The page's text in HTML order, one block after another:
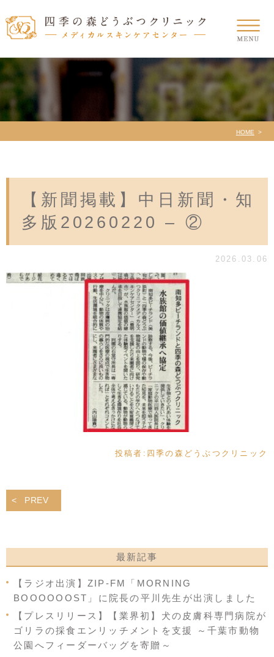
HOME
【新聞掲載】中日新聞・知
多版20260220 – ②
2026.03.06
投稿者: 四季の森どうぶつクリニック
PREV
最新記事
【ラジオ出演】ZIP-FM「MORNING
BOOOOOOST」に院長の平川先生が出演しました
【プレスリリース】【業界初】犬の皮膚科専門病院が
ゴリラの採食エンリッチメントを支援 ～千葉市動物
公園へフィーダーバッグを寄贈～